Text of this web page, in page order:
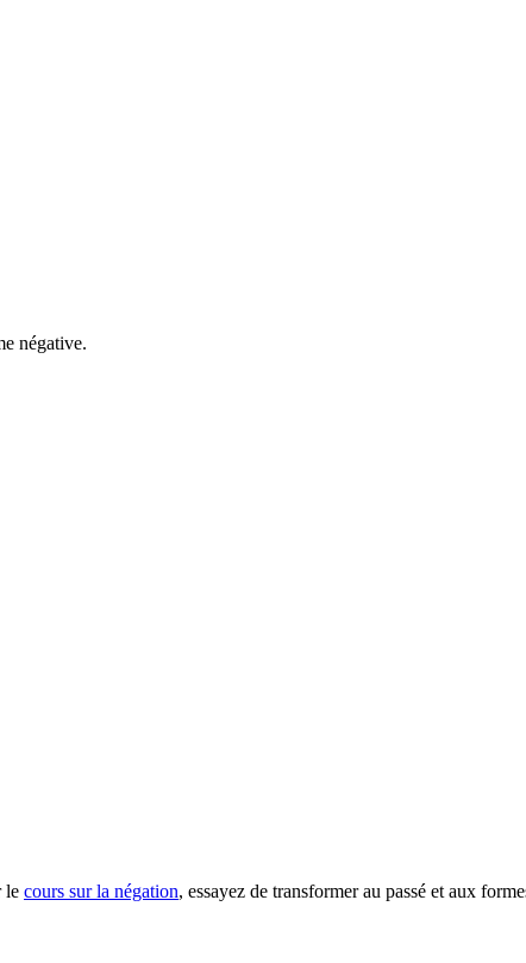
négative.
le cours sur la négation, essayez de transformer au passé et aux